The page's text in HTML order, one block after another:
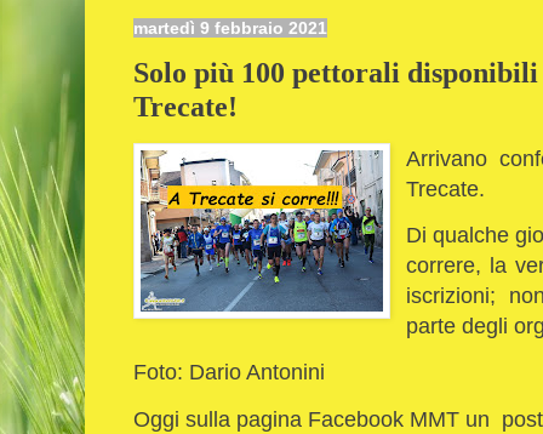
martedì 9 febbraio 2021
Solo più 100 pettorali
Trecate!
Arrivano
Trecate.
Di qualche
correre, la
iscrizioni;
parte degli
Foto: Dario Antonini
Oggi sulla pagina Facebook MMT un